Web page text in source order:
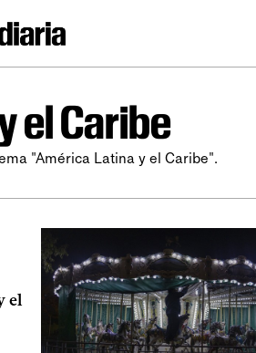
el Caribe
"América Latina y el Caribe".
el